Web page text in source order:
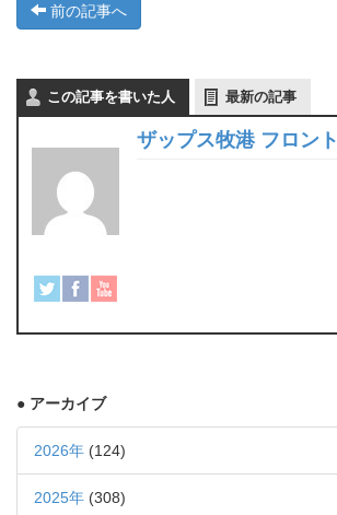
前の記事へ
この記事を書いた人 最新の記事
ザップス牧港 フロント
● アーカイブ
2026年 (124)
2025年 (308)